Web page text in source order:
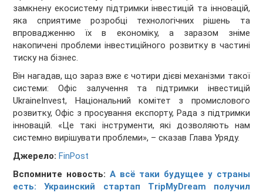
замкнену екосистему підтримки інвестицій та інновацій,
яка сприятиме розробці технологічних рішень та
впровадженню їх в економіку, а заразом зніме
накопичені проблеми інвестиційного розвитку в частині
тиску на бізнес.
Він нагадав, що зараз вже є чотири дієві механізми такої
системи: Офіс залучення та підтримки інвестицій
UkraineInvest, Національний комітет з промислового
розвитку, Офіс з просування експорту, Рада з підтримки
інновацій. «Це такі інструменти, які дозволяють нам
системно вирішувати проблеми», – сказав Глава Уряду.
Джерело: FinPost
Вспомните новость: А всё таки будущее у страны
есть: Украинский стартап TripMyDream получил